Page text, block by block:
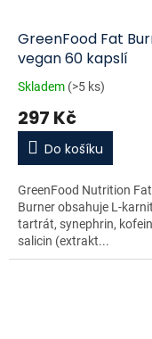
GreenFood Fat
vegan 60 kapslí
Skladem (>5 ks)
297 Kč
Do košíku
GreenFood Nutrition Fat
Burner obsahuje L-
tartrát, synephrin,
salicin (extrakt...